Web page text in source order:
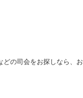
の司会をお探しなら、